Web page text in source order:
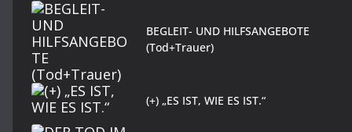
BEGLEIT- UND HILFSANGEBOTE
(Tod+Trauer)
(+) „ES IST, WIE ES IST.“